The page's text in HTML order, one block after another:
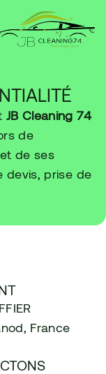
JB Cleaning 74
de
de ses
devis, prise de
France